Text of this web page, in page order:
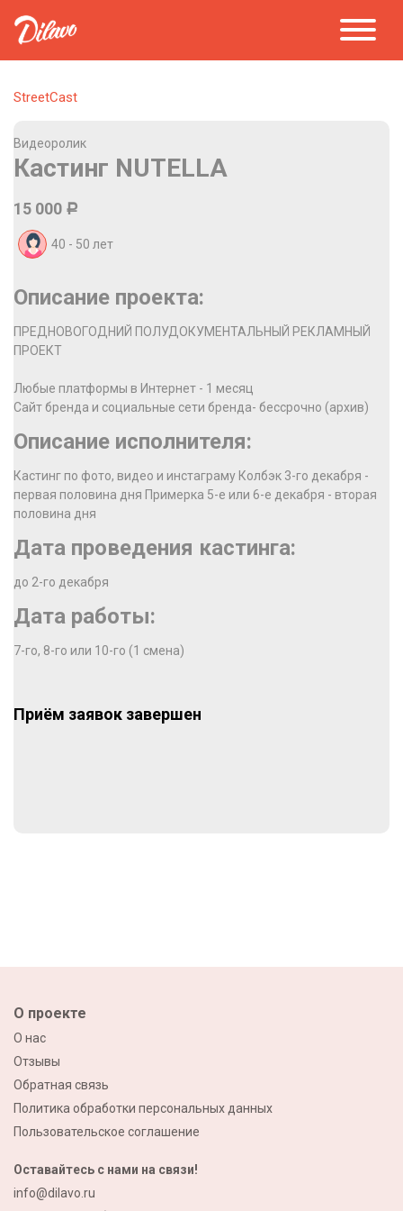
StreetCast
Видеоролик
Кастинг NUTELLA
15 000 Р
40 - 50 лет
Описание проекта:
ПРЕДНОВОГОДНИЙ ПОЛУДОКУМЕНТАЛЬНЫЙ РЕКЛАМНЫЙ
ПРОЕКТ
Любые платформы в Интернет - 1 месяц
Сайт бренда и социальные сети бренда- бессрочно (архив)
Описание исполнителя:
Кастинг по фото, видео и инстаграму Колбэк 3-го декабря -
первая половина дня Примерка 5-е или 6-е декабря - вторая
половина дня
Дата проведения кастинга:
до 2-го декабря
Дата работы:
7-го, 8-го или 10-го (1 смена)
Приём заявок завершен
О проекте
О нас
Отзывы
Обратная связь
Политика обработки персональных данных
Пользовательское соглашение
Оставайтесь с нами на связи!
info@dilavo.ru